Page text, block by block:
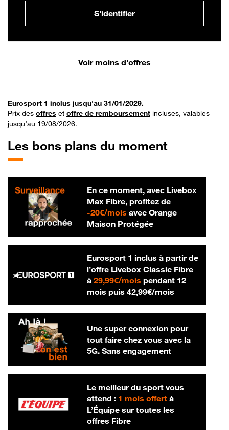
S'identifier
Voir moins d'offres
Eurosport 1 inclus jusqu'au 31/01/2029.
Prix des offres et offre de remboursement incluses, valables
jusqu’au 19/08/2026.
Les bons plans du moment
En ce moment, avec Livebox
Max Fibre, profitez de
-20€/mois20 € par mois
avec Orange
Maison Protégée
Eurosport 1 inclus à partir de
l’offre Livebox Classic Fibre
à 29,99€/mois29,99 € par mois
pendant 12
mois puis 42,99€/mois42,99 € par
Une super connexion pour
tout faire chez vous avec la
5G. Sans engagement
Le meilleur du sport vous
attend : 1 mois offertà
L’Équipe sur toutes les
offres Fibre